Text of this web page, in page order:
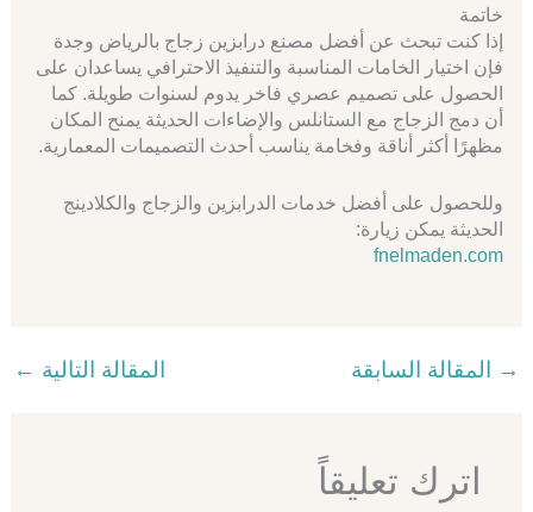
خاتمة
إذا كنت تبحث عن أفضل مصنع درابزين زجاج بالرياض وجدة
فإن اختيار الخامات المناسبة والتنفيذ الاحترافي يساعدان على
الحصول على تصميم عصري فاخر يدوم لسنوات طويلة. كما
أن دمج الزجاج مع الستانلس والإضاءات الحديثة يمنح المكان
مظهرًا أكثر أناقة وفخامة يناسب أحدث التصميمات المعمارية.
وللحصول على أفضل خدمات الدرابزين والزجاج والكلادينج
الحديثة يمكن زيارة:
fnelmaden.com
المقالة السابقة المقالة التالية←
اترك تعليقاً